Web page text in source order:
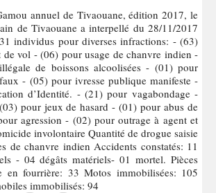
de Tivaouane a interpellé du 28/11/2017
individus pour diverses infractions: - (63)
vol - (06) pour usage de chanvre indien -
de boissons alcoolisées - (01) pour
- (05) pour ivresse publique manifeste -
d’Identité. - (21) pour vagabondage -
pour jeux de hasard - (01) pour abus de
agression - (02) pour outrage à agent et
involontaire Quantité de drogue saisie
de chanvre indien Accidents constatés: 11
- 04 dégâts matériels- 01 mortel. Pièces
en fourrière: 33 Motos immobilisées: 105
immobilisés: 94